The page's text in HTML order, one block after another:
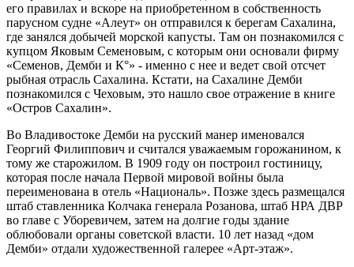
его правилах и вскоре на приобретенном в собственность
парусном судне «Алеут» он отправился к берегам Сахалина,
где занялся добычей морской капусты. Там он познакомился с
купцом Яковым Семеновым, с которым они основали фирму
«Семенов, Демби и К°» - именно с нее и ведет свой отсчет
рыбная отрасль Сахалина. Кстати, на Сахалине Демби
познакомился с Чеховым, это нашло свое отражение в книге
«Остров Сахалин».
Во Владивостоке Демби на русский манер именовался
Георгий Филиппович и считался уважаемым горожанином, к
тому же старожилом. В 1909 году он построил гостиницу,
которая после начала Первой мировой войны была
переименована в отель «Националь». Позже здесь размещался
штаб ставленника Колчака генерала Розанова, штаб НРА ДВР
во главе с Уборевичем, затем на долгие годы здание
облюбовали органы советской власти. 10 лет назад «дом
Демби» отдали художественной галерее «Арт-этаж».